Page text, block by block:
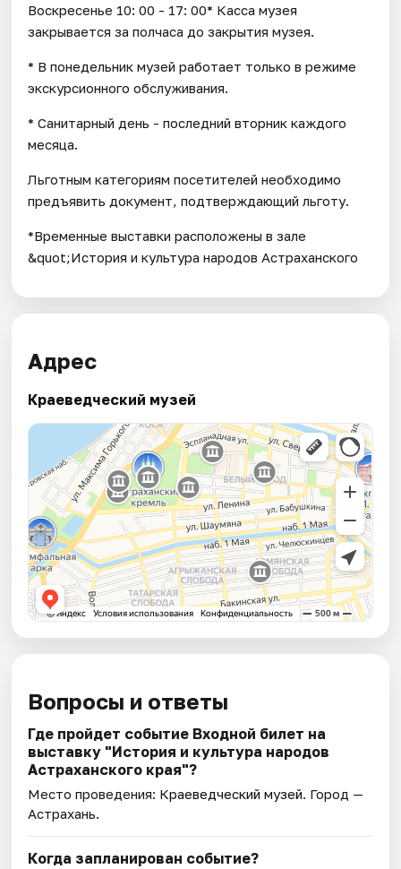
Воскресенье 10: 00 - 17: 00* Касса музея
закрывается за полчаса до закрытия музея.
* В понедельник музей работает только в режиме
экскурсионного обслуживания.
* Санитарный день - последний вторник каждого
месяца.
Льготным категориям посетителей необходимо
предъявить документ, подтверждающий льготу.
*Временные выставки расположены в зале
&quot;История и культура народов Астраханского
Адрес
Краеведческий музей
Вопросы и ответы
Где пройдет событие Входной билет на
выставку "История и культура народов
Астраханского края"?
Место проведения: Краеведческий музей. Город —
Астрахань.
Когда запланирован событие?